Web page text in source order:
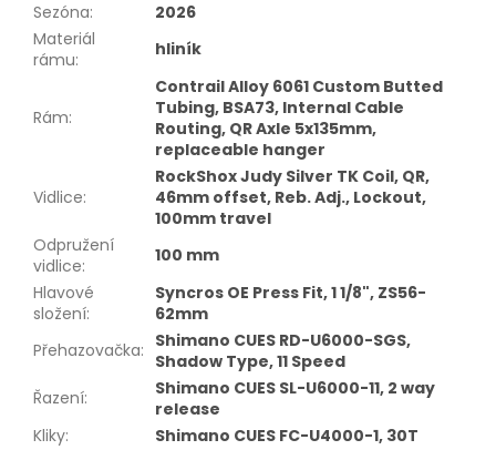
Sezóna:
2026
Materiál
rámu: hliník
Rám:
Contrail Alloy 6061 Custom Butted
Tubing, BSA73, Internal Cable
Routing, QR Axle 5x135mm,
replaceable hanger
Vidlice:
RockShox Judy Silver TK Coil, QR,
46mm offset, Reb. Adj., Lockout,
100mm travel
Odpružení
vidlice:
100 mm
Hlavové
složení:
Syncros OE Press Fit, 1 1/8", ZS56-
62mm
Přehazovačka: Shimano CUES RD-U6000-SGS,
Shadow Type, 11 Speed
Řazení:
Shimano CUES SL-U6000-11, 2 way
release
Kliky:
Shimano CUES FC-U4000-1, 30T